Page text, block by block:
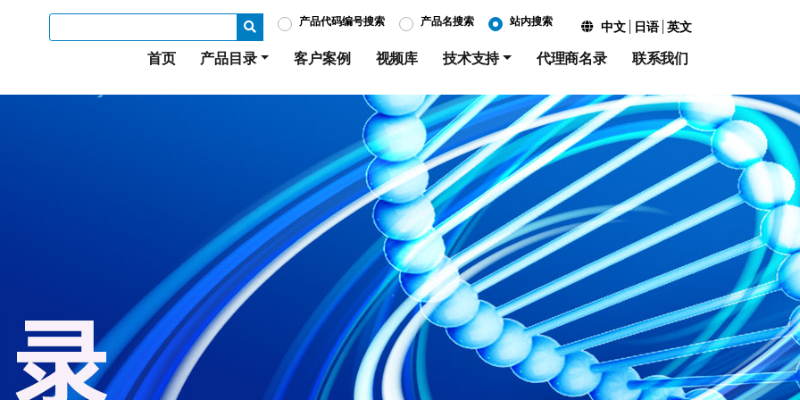
产品代码编号搜索 产品名搜索 站内搜索 中文 日语 英文
首页 产品目录 客户案例 视频库 技术支持 代理商名录 联系我们